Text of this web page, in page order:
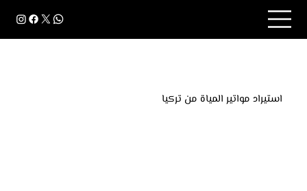
استيراد مواتير المياة من تركيا